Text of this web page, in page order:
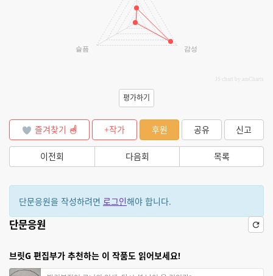
감성
슬픔
JS chart by amCharts
평가하기
즐겨찾기 +작가 후원 공유 신고
이전회 다음회 목록
단문응원을 작성하려면 로그인해야 합니다.
단문응원
브릿G 편집부가 추천하는 이 작품도 읽어보세요!